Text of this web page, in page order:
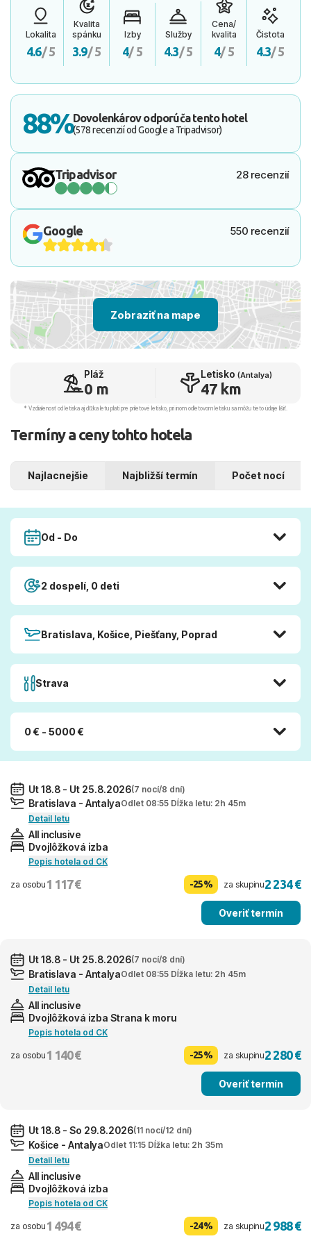
Lokalita
4.6/ 5
Kvalita
spánku
3.9/ 5
Izby
4/ 5
Služby
4.3/ 5
Cena/
kvalita
4/ 5
Čistota
4.3/ 5
88%Dovolenkárov odporúča tento hotel
(578 recenzií od Google a Tripadvisor)
Tripadvisor 28 recenzií
Google 550 recenzií
Zobraziť na mape
Pláž
0 m
Letisko (Antalya)
47 km
* Vzdialenosť od letiska aj dľžka letu platí pre príletové letisko, pri inom odletovom letisku sa môžu tieto údaje líšiť.
Termíny a ceny tohto hotela
Najlacnejšie Najbližší termín Počet nocí
Od - Do
2 dospelí, 0 deti
Bratislava, Košice, Piešťany, Poprad
Strava
0 € - 5000 €
Ut 18.8 - Ut 25.8.2026(7 nocí/8 dní)
Bratislava - AntalyaOdlet 08:55 Dĺžka letu: 2h 45m
Detail letu
All inclusive
Dvojlôžková izba
Popis hotela od CK
za osobu 1 117 € -25% za skupinu2 234 €
Overiť termín
Ut 18.8 - Ut 25.8.2026(7 nocí/8 dní)
Bratislava - AntalyaOdlet 08:55 Dĺžka letu: 2h 45m
Detail letu
All inclusive
Dvojlôžková izba Strana k moru
Popis hotela od CK
za osobu 1 140 € -25% za skupinu2 280 €
Overiť termín
Ut 18.8 - So 29.8.2026(11 nocí/12 dní)
Košice - AntalyaOdlet 11:15 Dĺžka letu: 2h 35m
Detail letu
All inclusive
Dvojlôžková izba
Popis hotela od CK
za osobu 1 494 € -24% za skupinu2 988 €